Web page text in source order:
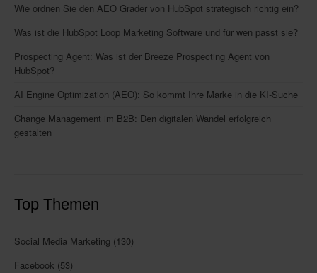
Wie ordnen Sie den AEO Grader von HubSpot strategisch richtig ein?
Was ist die HubSpot Loop Marketing Software und für wen passt sie?
Prospecting Agent: Was ist der Breeze Prospecting Agent von
HubSpot?
AI Engine Optimization (AEO): So kommt Ihre Marke in die KI-Suche
Change Management im B2B: Den digitalen Wandel erfolgreich
gestalten
Top Themen
Social Media Marketing (130)
Facebook (53)